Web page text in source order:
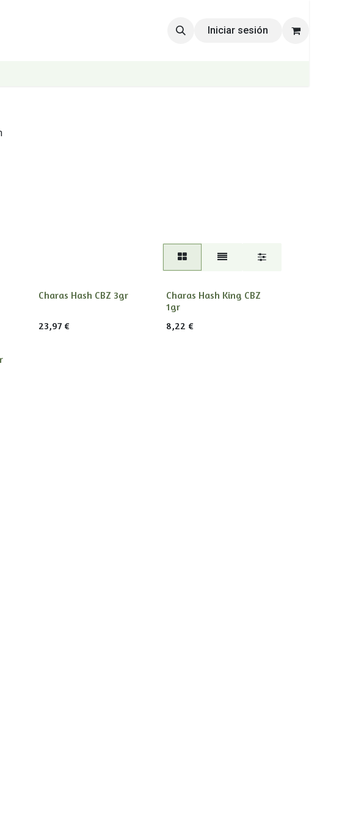
Iniciar sesión
Charas Hash CBZ 3gr
23,97 €
Charas Hash King CBZ
1gr
8,22 €